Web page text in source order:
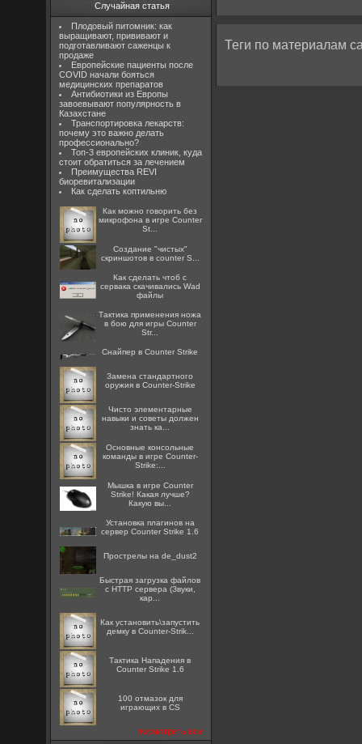
Случайная статья
Плодовый питомник: как
выращивают, прививают и
подготавливают саженцы к
продаже
Европейские пациенты после
COVID начали бояться
медицинских препаратов
Антибиотики из Европы
завоевывают популярность в
Казахстане
Транспортировка лекарств:
почему это важно делать
профессионально?
Топ-3 европейских клиник, куда
стоит обратиться за лечением
Преимущества REVI
биоревитализации
Как сделать коптильню
Как можно говорить без
микрофона в игре Counter
St...
Создание "чистых"
скриншотов в counter S...
Как сделать чтоб с
сервака скачивались Wad
файлы
Тактика применения ножа
в бою для игры Counter
Str...
Снайпер в Counter Strike
Замена стандартного
оружия в Counter-Strike
Чисто элементарные
навыки и советы должен
знать ка...
Основные консольные
команды в игре Counter-
Strike:...
Мышка в игре Counter
Strike! Какая лучше?
Какую вы...
Установка плагинов на
сервер Counter Strike 1.6
Прострелы на de_dust2
Быстрая загрузка файлов
с HTTP сервера (Звуки,
кар...
Как установить\запустить
демку в Counter-Strik...
Тактика Нападения в
Counter Strike 1.6
100 отмазок для
играющих в CS
посмотреть все
Теги по материалам